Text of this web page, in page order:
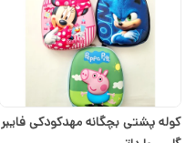
کوله پشتی بچگانه مهدکودکی فایبر